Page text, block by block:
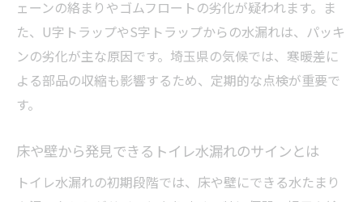
トイレ水漏れの盲点になりやすい給水管の
特徴
排水管水漏れが発生する典型的なパターン
とは
止水栓やナットの緩みから始まる水漏れ対
専門家が教える排水管水漏れの初期対応ポ
ェーンの絡まりやゴムフロートの劣化が疑われます。ま
た、U字トラップやS字トラップからの水漏れは、パッキ
ンの劣化が主な原因です。埼玉県の気候では、寒暖差に
よる部品の収縮も影響するため、定期的な点検が重要で
す。
床や壁から発見できるトイレ水漏れのサインとは
トイレ水漏れの初期段階では、床や壁にできる水たまり